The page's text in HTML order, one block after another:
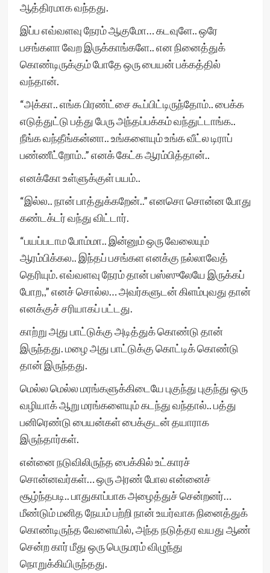
ஆத்திரமாக வந்தது.
இப்ப எவ்வளவு நேரம் ஆகுமோ… கடவுளே.. ஒரே
பசங்களா வேற இருக்காங்களே.. என நினைத்துக்
கொண்டிருக்கும் போதே ஒரு பையன் பக்கத்தில்
வந்தான்.
“அக்கா.. எங்க பிரண்ட்சை கூப்பிட்டிருந்தோம்.. பைக்க
எடுத்துட்டு பத்து பேரு அந்தப்பக்கம் வந்துட்டாங்க..
நீங்க வந்தீங்கன்னா.. உங்களையும் உங்க வீட்ல டிராப்
பண்ணீட்றோம்..” எனக் கேட்க ஆரம்பித்தான்..
எனக்கோ உள்ளுக்குள் பயம்..
“இல்ல.. நான் பாத்துக்கறேன்..” எனசொ சொன்ன போது
கண்டக்டர் வந்து விட்டார்.
“பயப்படாம போம்மா.. இன்னும் ஒரு வேலையும்
ஆரம்பிக்கல.. இந்தப் பசங்கள எனக்கு நல்லாவேத்
தெரியும். எவ்வளவு நேரம் தான் பஸ்ஸுலேயே இருக்கப்
போற,,” எனச் சொல்ல… அவர்களுடன் கிளம்புவது தான்
எனக்குச் சரியாகப் பட்டது.
காற்று அது பாட்டுக்கு அடித்துக் கொண்டு தான்
இருந்தது. மழை அது பாட்டுக்கு கொட்டிக் கொண்டு
தான் இருந்தது.
மெல்ல மெல்ல மரங்களுக்கிடையே புகுந்து புகுந்து ஒரு
வழியாக் ஆறு மரங்களையும் கடந்து வந்தால்.. பத்து
பனிரெண்டு பையன்கள் பைக்குடன் தயாராக
இருந்தார்கள்.
என்னை நடுவிலிருந்த பைக்கில் உட்காரச்
சொன்னவர்கள்… ஒரு அரண் போல என்னைச்
சூழ்ந்தபடி.. பாதுகாப்பாக அழைத்துச் சென்றனர்…
மீண்டும் மனித நேயம் பற்றி நான் உயர்வாக நினைத்துக்
கொண்டிருந்த வேளையில், அந்த நடுத்தர வயது ஆண்
சென்ற கார் மீது ஒரு பெருமரம் விழுந்து
நொறுக்கியிருந்தது.